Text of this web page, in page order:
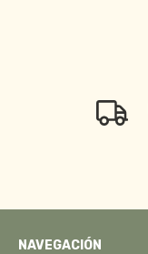
NAVEGACIÓN